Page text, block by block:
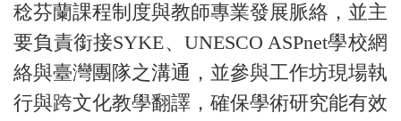
稔芬蘭課程制度與教師專業發展脈絡，並主
要負責銜接SYKE、UNESCO ASPnet學校網
絡與臺灣團隊之溝通，並參與工作坊現場執
行與跨文化教學翻譯，確保學術研究能有效